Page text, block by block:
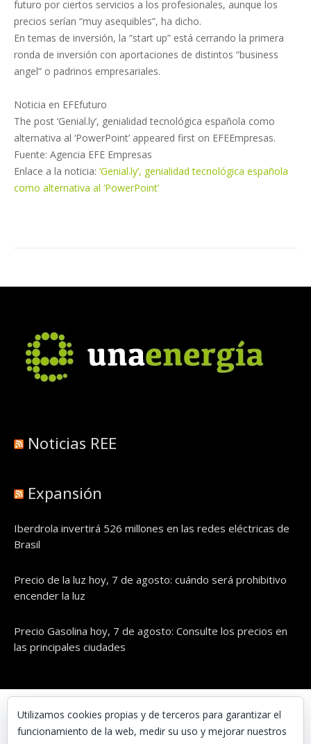
futuro por ciertos servicios a los profesionales, aunque los
precios serían “muy asequibles”, ha dicho.
En temas de inversión, la “start up” está cerrando la primera
ronda de inversión con aportaciones de distintos “business
angel” o padrinos empresariales.
Noticia en EFEfuturo
The post ‘Genial.ly’, genialidad tecnológica española como
alternativa al ‘PowerPoint’ appeared first on EFEEmpresas.
Fuente: Agencia EFE Empresas
Enlace a la noticia: ‘Genial.ly’, genialidad tecnológica española
como alternativa al ‘PowerPoint’
Noticias REE
Expansión
Iberdrola invertirá 526 millones en las redes eléctricas de
Brasil
Precio de la luz hoy, 7 de agosto: cuándo será prohibitivo
encender la luz
Precio Gasolina hoy, 7 de agosto: Consulte los precios en
las principales ciudades
© UNAENERGÍA, S.L.
Utilizamos cookies propias y de terceros para garantizar el
funcionamiento de la web, medir su uso y mejorar nuestros